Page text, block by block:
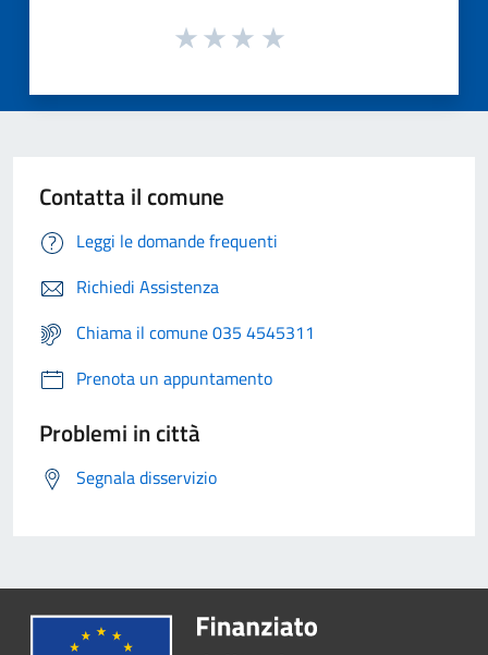
Contatta il comune
Leggi le domande frequenti
Richiedi Assistenza
Chiama il comune 035 4545311
Prenota un appuntamento
Problemi in città
Segnala disservizio